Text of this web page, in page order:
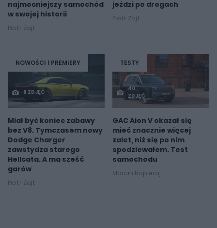
najmocniejszy samochód
w swojej historii
Piotr Zajt
jeździ po drogach
Piotr Zajt
NOWOŚCI I PREMIERY
8 ZDJĘĆ
Miał być koniec zabawy
bez V8. Tymczasem nowy
Dodge Charger
zawstydza starego
Hellcata. A ma sześć
garów
Piotr Zajt
TESTY
40
ZDJĘĆ
GAC Aion V okazał się
mieć znacznie więcej
zalet, niż się po nim
spodziewałem. Test
samochodu
Marcin Napieraj